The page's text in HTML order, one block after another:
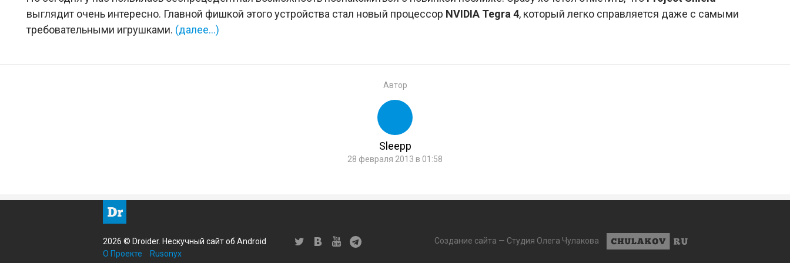
выглядит очень интересно. Главной фишкой этого устройства стал новый процессор NVIDIA Tegra 4, который легко справляется даже с самыми
требовательными игрушками. (далее…)
Автор
Sleepp
28 февраля 2013 в 01:58
2026 © Droider. Нескучный сайт об Android
О Проекте
Rusonyx
Создание сайта — Студия Олега Чулакова